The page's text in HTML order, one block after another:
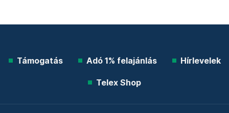
Támogatás Adó 1% felajánlás Hírlevelek
Telex Shop